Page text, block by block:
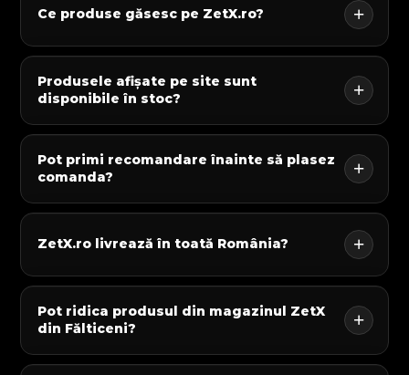
Ce produse găsesc pe ZetX.ro?
Produsele afișate pe site sunt
disponibile în stoc?
Pot primi recomandare înainte să plasez
comanda?
ZetX.ro livrează în toată România?
Pot ridica produsul din magazinul ZetX
din Fălticeni?